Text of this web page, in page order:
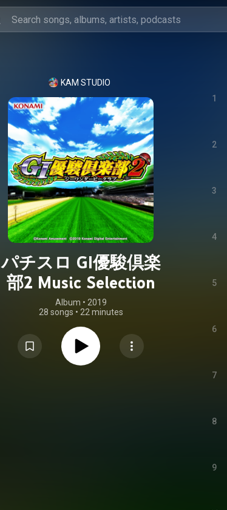
KAM STUDIO
パチスロ GI優駿倶楽
部2 Music Selection
Album • 2019
28 songs • 22 minutes
1
2
3
4
5
6
7
8
9